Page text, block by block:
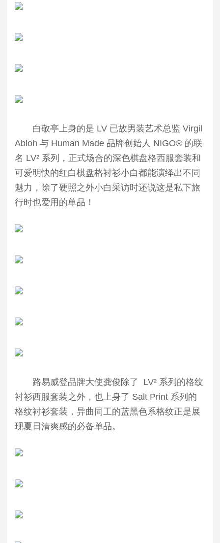
白敬亭上身的是 LV 已故男装艺术总监 Virgil
Abloh 与 Human Made 品牌创始人 NIGO® 的联
名 LV² 系列，正式场合的深色棋盘格西服套装和
可爱明快的红白棋盘格衬衫小白都能演绎出不同
魅力，除了硬照之外小白采访时还说这是私下旅
行时也爱用的单品！
路易威登品牌大使龚俊除了 LV² 系列的格纹
衬衫西服套装之外，也上身了 Salt Print 系列的
格纹衬衫套装，异曲同工的蓝黑色系格纹正是展
现夏日清爽感的必备单品。